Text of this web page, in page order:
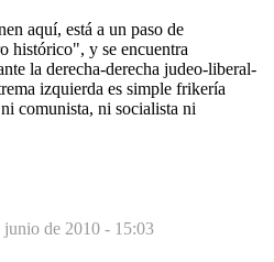
aquí, está a un paso de
histórico", y se encuentra
la derecha-derecha judeo-liberal-
izquierda es simple frikería
comunista, ni socialista ni
junio de 2010 - 15:03